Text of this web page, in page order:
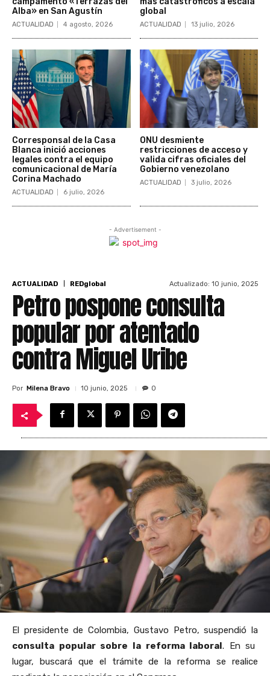
Alba» en San Agustín
ACTUALIDAD 4 agosto, 2026
global
ACTUALIDAD 13 julio, 2026
Corresponsal de la Casa
Blanca inició acciones
legales contra el equipo
comunicacional de María
Corina Machado
ACTUALIDAD 6 julio, 2026
ONU desmiente
restricciones de acceso y
valida cifras oficiales del
Gobierno venezolano
ACTUALIDAD 3 julio, 2026
- Advertisement -